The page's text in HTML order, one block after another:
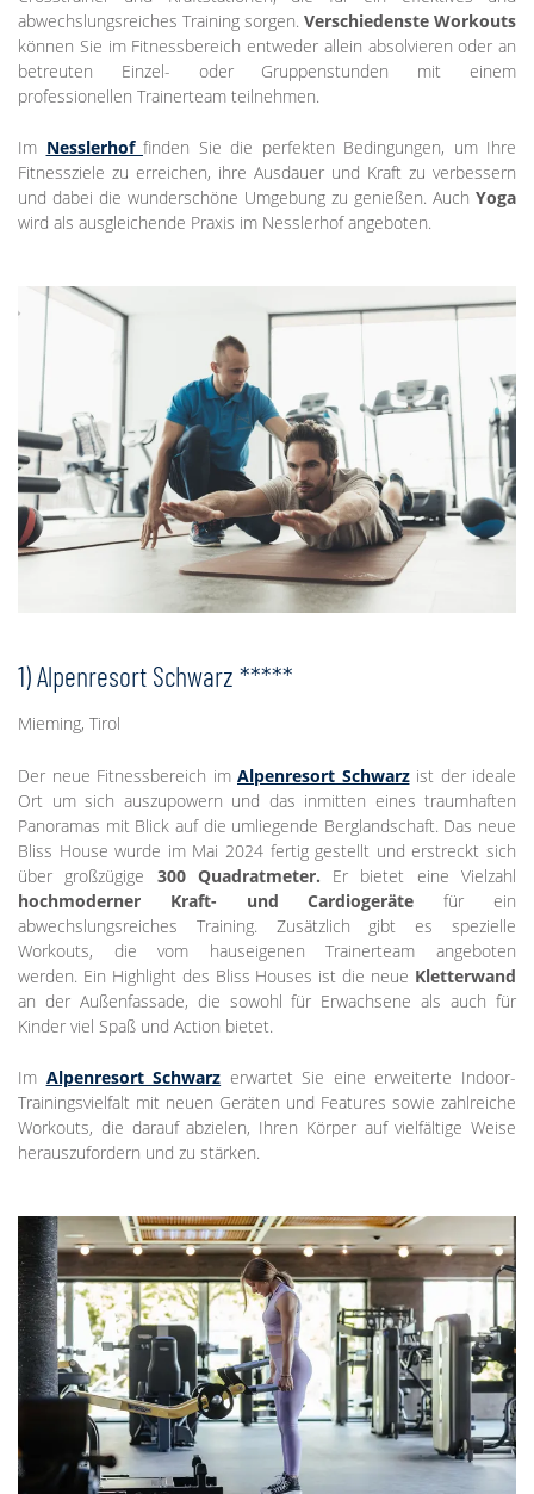
abwechslungsreiches Training sorgen. Verschiedenste Workouts
können Sie im Fitnessbereich entweder allein absolvieren oder an
betreuten Einzel- oder Gruppenstunden mit einem
professionellen Trainerteam teilnehmen.
Im Nesslerhof finden Sie die perfekten Bedingungen, um Ihre
Fitnessziele zu erreichen, ihre Ausdauer und Kraft zu verbessern
und dabei die wunderschöne Umgebung zu genießen. Auch Yoga
wird als ausgleichende Praxis im Nesslerhof angeboten.
1) Alpenresort Schwarz *****
Mieming, Tirol
Der neue Fitnessbereich im Alpenresort Schwarzist der ideale
Ort um sich auszupowern und das inmitten eines traumhaften
Panoramas mit Blick auf die umliegende Berglandschaft. Das neue
Bliss House wurde im Mai 2024 fertig gestellt und erstreckt sich
über großzügige 300 Quadratmeter. Er bietet eine Vielzahl
hochmoderner Kraft- und Cardiogeräte für ein
abwechslungsreiches Training. Zusätzlich gibt es
spezielle
Workouts, die vom hauseigenen Trainerteam angeboten
werden. Ein Highlight des Bliss Houses ist die neue Kletterwand
an der Außenfassade, die sowohl für Erwachsene als auch für
Kinder viel Spaß und Action bietet.
Im Alpenresort Schwarz erwartet Sie eine erweiterte Indoor-
Trainingsvielfalt mit neuen Geräten und Features sowie zahlreiche
Workouts, die darauf abzielen, Ihren Körper auf vielfältige Weise
herauszufordern und zu stärken.